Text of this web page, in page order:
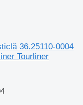
36.25110-0004
Tourliner